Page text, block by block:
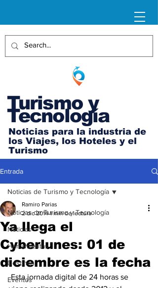
Turismo y
Tecnología
Noticias para la industria de
los Viajes, los Hoteles y el
Turismo
Entrada
Noticias de Turismo y Tecnología
Noticias
Herramientas
Destinos
Eventos
Noticias de Turismo y Tecnología
Ya llega el
Cyberlunes: 01 de
diciembre es la fecha
Ramiro Parias
2 dic 2014 1 min de lectura
Esta jornada digital de 24 horas se